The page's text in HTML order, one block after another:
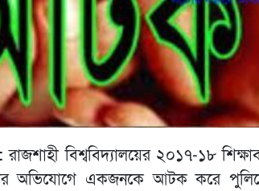
রাজশাহী বিশ্ববিদ্যালয়ের ২০১৭-১৮
অভিযোগে একজনকে আটক করে পুলিশে